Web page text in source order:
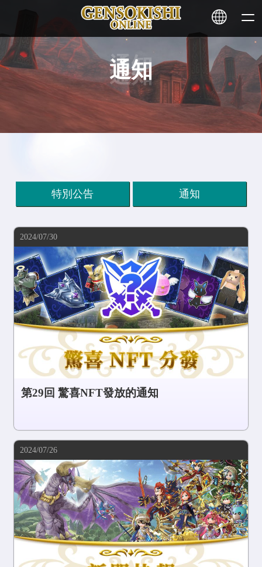
NEWS
STAKING
Learn More
CONTACT
COMMUNITY
AGREEMENT&LICENCE
通知
特別公告 通知
2024/07/30
第29回 驚喜NFT發放的通知
2024/07/26